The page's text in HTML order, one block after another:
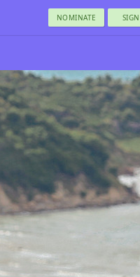
NOMINATE